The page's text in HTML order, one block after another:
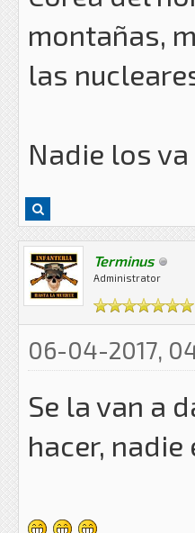
montañas,
las
Nadie los
Terminus
Administrator
06-04-2017,
Se la van a
hacer,